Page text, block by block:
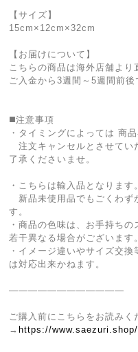
【サイズ】
15cm×12cm×32cm
【お届けについて】
こちらの商品は海外店舗より
ご入金から3週間～5週間前後
◼️注意事項
・タイミングによっては 商
注文キャンセルとさせてい
了承くださいませ。
・こちらは輸入品となりま
新品未使用品でもごくわず
す。
・商品の色味は、お手持ち
若干異なる場合がございます。
・イメージ違いやサイズ交
は対応出来かねます。
————————————
ご購入前にこちらをお読みく
→ https://